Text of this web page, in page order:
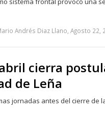
Andrés Diaz Llano, Agosto 22,
cierra
de Leña
jornadas antes del cierre de